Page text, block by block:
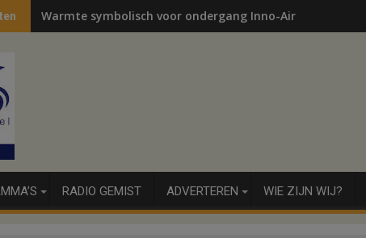
Warmte symbolisch voor ondergang Inno-Air
RADIO GEMIST ADVERTEREN WIE ZIJN WIJ?